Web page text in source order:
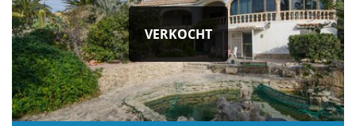
VERKOCHT